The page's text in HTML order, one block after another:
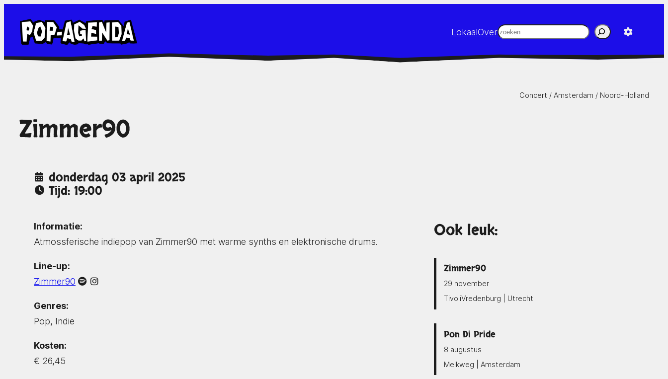
naar
inhoud
LokaalOverZoeken
Concert / Amsterdam / Noord-Holland
Zimmer90
donderdag 03 april 2025
Tijd: 19:00
Informatie:
Atmossferische indiepop van Zimmer90 met warme synths en elektronische drums.
Line-up:
Zimmer90
Genres:
Pop, Indie
Kosten:
€ 26,45
Ook leuk:
Zimmer90
29 november
TivoliVredenburg | Utrecht
Pon Di Pride
8 augustus
Melkweg | Amsterdam